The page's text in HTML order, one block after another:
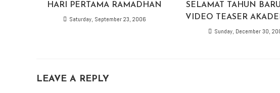
HARI PERTAMA RAMADHAN
Saturday, September 23, 2006
SELAMAT TAHUN
VIDEO TEASER
Sunday, December 30,
LEAVE A REPLY